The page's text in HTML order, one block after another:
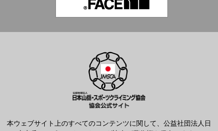
本ウェブサイト上のすべてのコンテンツに関して、公益社団法人日